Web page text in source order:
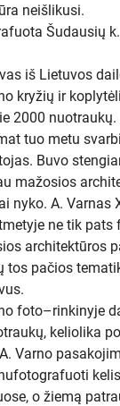
neišlikusi.
Šudausių
iš Lietuvos
kryžių ir
2000
tuo metu
Buvo
mažosios
nyko. A. Varnas
ne tik
architektūros
tos pačios
foto–rinkinyje
keliolika
Varno
o žiemą